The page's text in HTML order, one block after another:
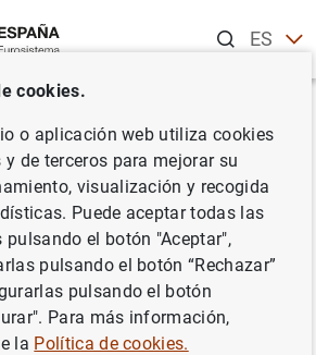
ESEN
de emisiones de
zona del euro: julio
cookies.
o aplicación web utiliza cookies
y de terceros para mejorar su
visualización y recogida
Puede aceptar todas las
pulsando el botón "Aceptar",
pulsando el botón “Rechazar”
pulsando el botón
Para más información,
la Política de cookies.